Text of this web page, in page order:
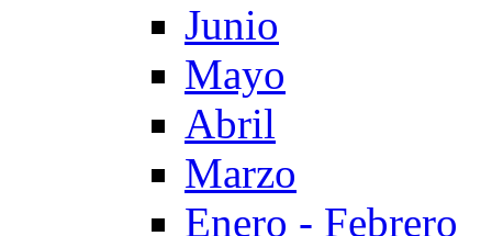
Junio
Mayo
Abril
Marzo
Enero - Febrero